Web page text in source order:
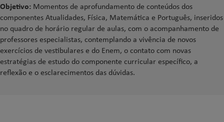
Objetivo: Momentos de aprofundamento de conteúdos dos
componentes Atualidades, Física, Matemática e Português, inseridos
no quadro de horário regular de aulas, com o acompanhamento de
professores especialistas, contemplando a vivência de novos
exercícios de vestibulares e do Enem, o contato com novas
estratégias de estudo do componente curricular específico, a
reflexão e o esclarecimentos das dúvidas.